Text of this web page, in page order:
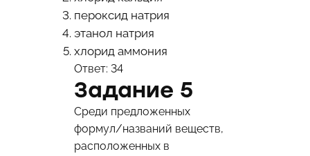
пероксид натрия
этанол натрия
хлорид аммония
Ответ: 34
Задание 5
Среди предложенных
формул/названий веществ,
расположенных в